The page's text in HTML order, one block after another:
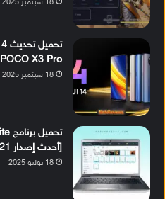
18 سبتمبر 2025
POCO X3 Pro مع شرح التثبيت
18 سبتمبر 2025
[أحدث إصدار 2021]
18 يوليو 2025